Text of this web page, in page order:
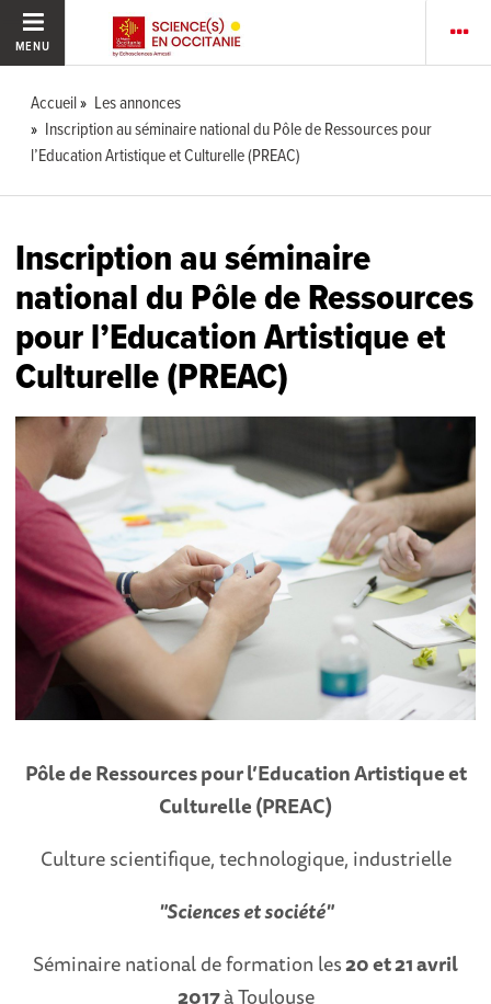
MENU
Accueil
Les annonces
Inscription au séminaire national du Pôle de Ressources pour
l’Education Artistique et Culturelle (PREAC)
Inscription au séminaire
national du Pôle de Ressources
pour l’Education Artistique et
Culturelle (PREAC)
Pôle de Ressources pour l’Education Artistique et
Culturelle (PREAC)
Culture scientifique, technologique, industrielle
"Sciences et société"
Séminaire national de formation les20 et 21 avril
2017à Toulouse